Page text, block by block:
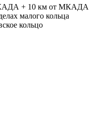
+ 10 км от МКАДА
малого кольца
кольцо